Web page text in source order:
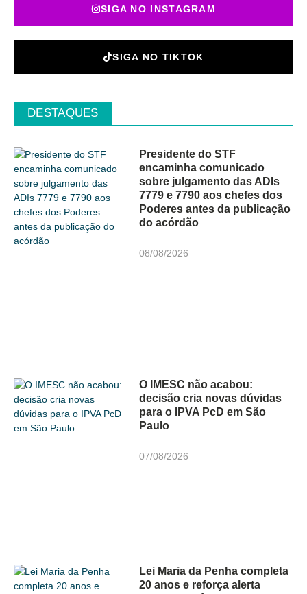
SIGA NO INSTAGRAM
SIGA NO TIKTOK
DESTAQUES
Presidente do STF
encaminha comunicado
sobre julgamento das ADIs
7779 e 7790 aos chefes dos
Poderes antes da publicação
do acórdão
08/08/2026
O IMESC não acabou:
decisão cria novas dúvidas
para o IPVA PcD em São
Paulo
07/08/2026
Lei Maria da Penha completa
20 anos e reforça alerta